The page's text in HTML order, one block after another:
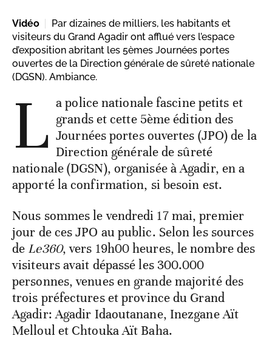
Vidéo
Par dizaines de milliers, les habitants et
visiteurs du Grand Agadir ont afflué vers l’espace
d’exposition abritant les 5èmes Journées portes
ouvertes de la Direction générale de sûreté nationale
(DGSN). Ambiance.
L a police nationale fascine petits et
grands et cette 5ème édition des
Journées portes ouvertes (JPO) de la
Direction générale de sûreté
nationale (DGSN), organisée à Agadir, en a
apporté la confirmation, si besoin est.
Nous sommes le vendredi 17 mai, premier
jour de ces JPO au public. Selon les sources
de Le360, vers 19h00 heures, le nombre des
visiteurs avait dépassé les 300.000
personnes, venues en grande majorité des
trois préfectures et province du Grand
Agadir: Agadir Idaoutanane, Inezgane Aït
Melloul et Chtouka Aït Baha.